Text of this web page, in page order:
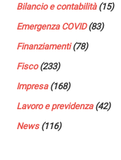
Bilancio e contabilità(15)
Emergenza COVID(83)
Finanziamenti(78)
Fisco(233)
Impresa(168)
Lavoro e previdenza(42)
News(116)